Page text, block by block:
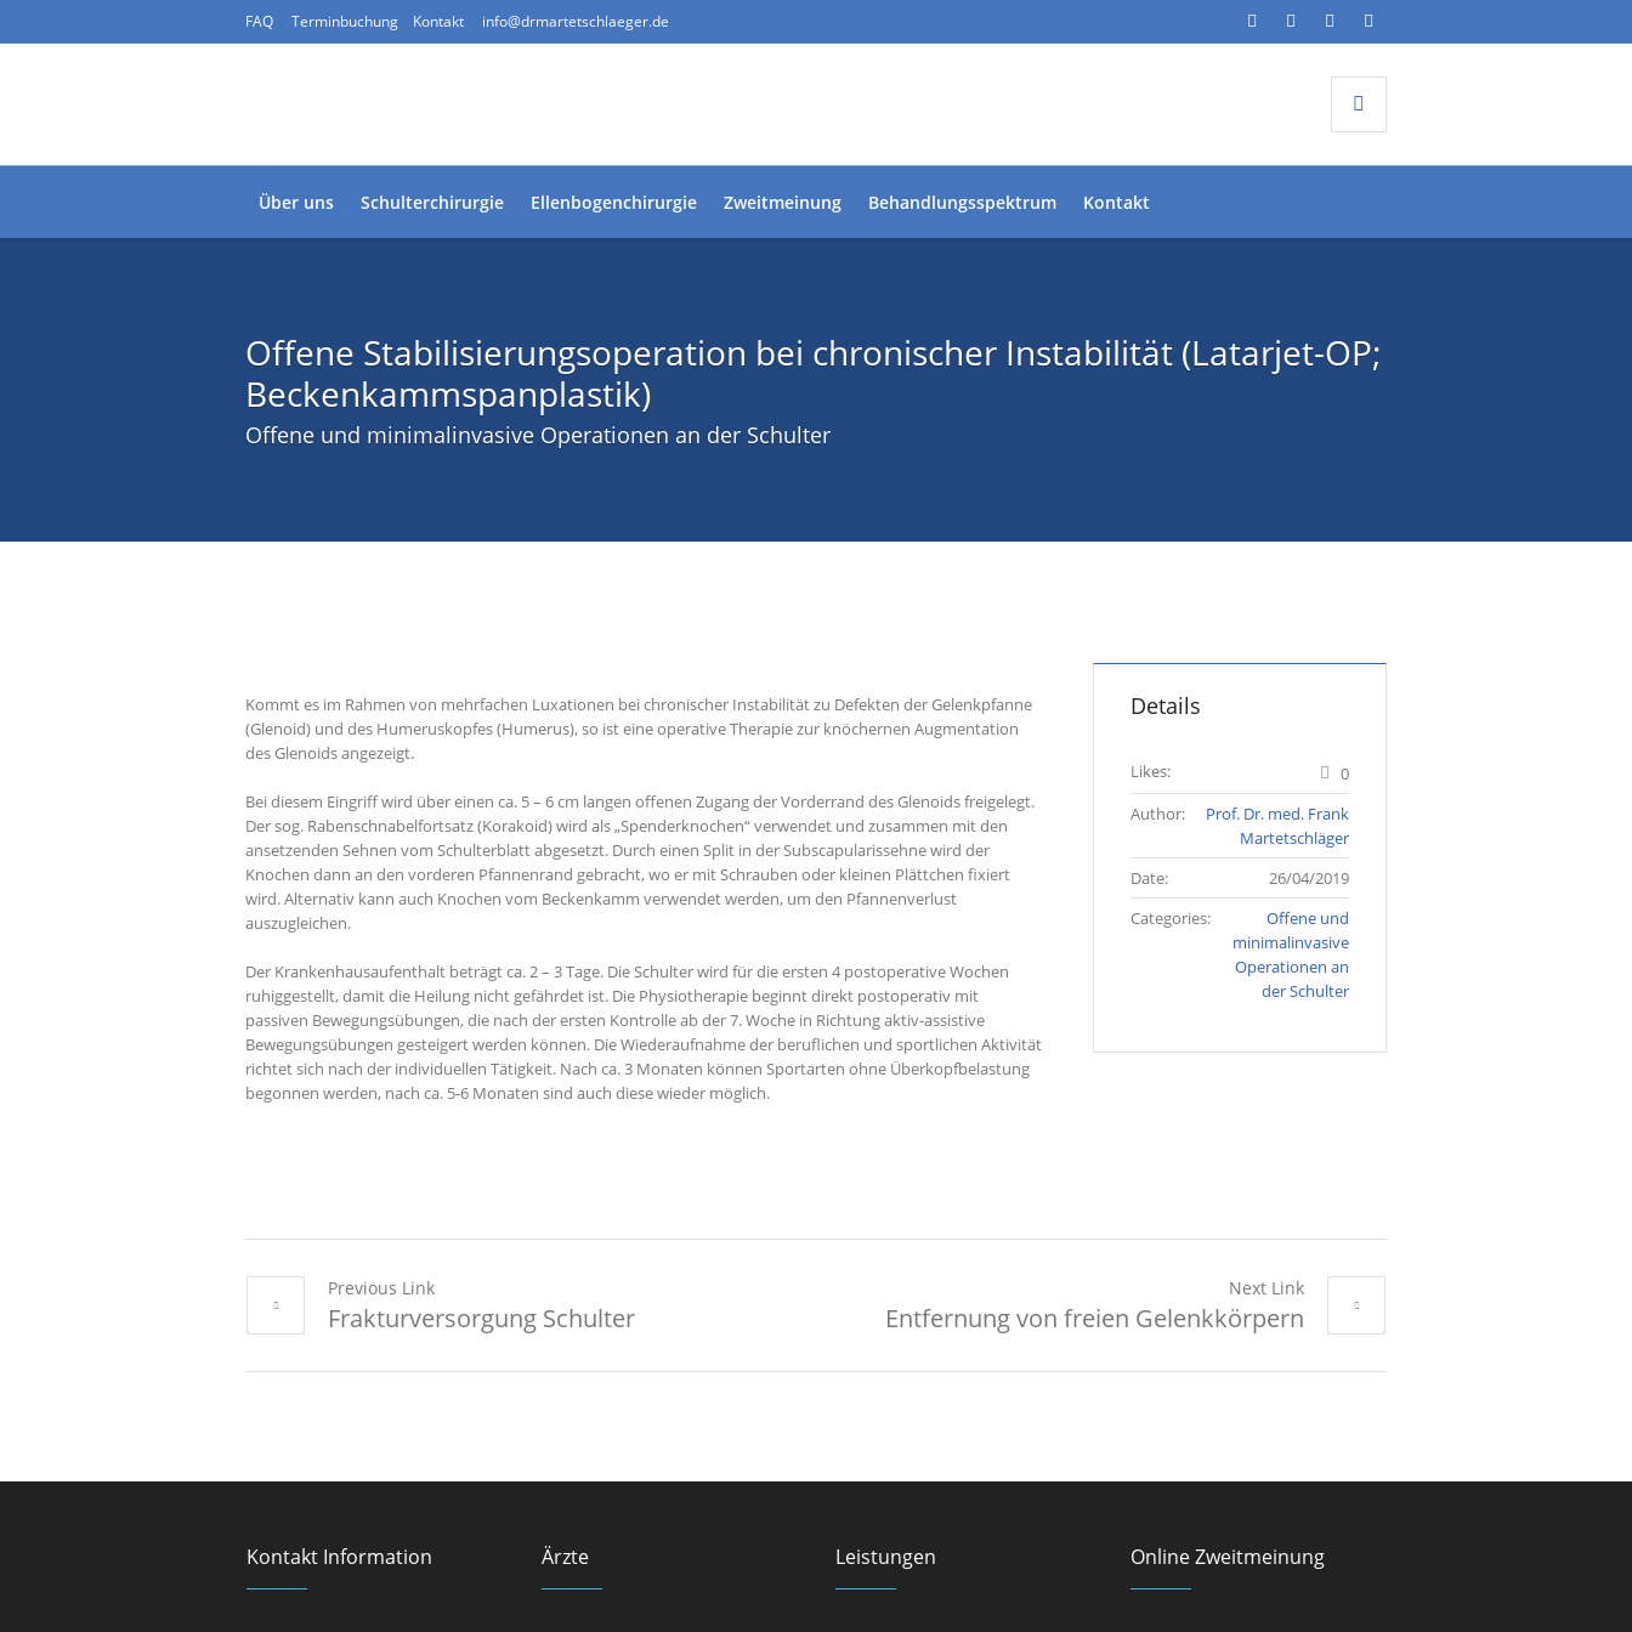
FAQ Terminbuchung Kontakt info@drmartetschlaeger.de
Über uns Schulterchirurgie Ellenbogenchirurgie Zweitmeinung Behandlungsspektrum Kontakt
Offene Stabilisierungsoperation bei chronischer Instabilität (Latarjet-OP;
Beckenkammspanplastik)
Offene und minimalinvasive Operationen an der Schulter
Kommt es im Rahmen von mehrfachen Luxationen bei chronischer Instabilität zu Defekten der Gelenkpfanne
(Glenoid) und des Humeruskopfes (Humerus), so ist eine operative Therapie zur knöchernen Augmentation
des Glenoids angezeigt.
Bei diesem Eingriff wird über einen ca. 5 – 6 cm langen offenen Zugang der Vorderrand des Glenoids freigelegt.
Der sog. Rabenschnabelfortsatz (Korakoid) wird als „Spenderknochen“ verwendet und zusammen mit den
ansetzenden Sehnen vom Schulterblatt abgesetzt. Durch einen Split in der Subscapularissehne wird der
Knochen dann an den vorderen Pfannenrand gebracht, wo er mit Schrauben oder kleinen Plättchen fixiert
wird. Alternativ kann auch Knochen vom Beckenkamm verwendet werden, um den Pfannenverlust
auszugleichen.
Der Krankenhausaufenthalt beträgt ca. 2 – 3 Tage. Die Schulter wird für die ersten 4 postoperative Wochen
ruhiggestellt, damit die Heilung nicht gefährdet ist. Die Physiotherapie beginnt direkt postoperativ mit
passiven Bewegungsübungen, die nach der ersten Kontrolle ab der 7. Woche in Richtung aktiv-assistive
Bewegungsübungen gesteigert werden können. Die Wiederaufnahme der beruflichen und sportlichen Aktivität
richtet sich nach der individuellen Tätigkeit. Nach ca. 3 Monaten können Sportarten ohne Überkopfbelastung
begonnen werden, nach ca. 5-6 Monaten sind auch diese wieder möglich.
Details
Likes:
0
Author:
Prof. Dr. med. Frank
Martetschläger
Date:
26/04/2019
Categories:
Offene und
minimalinvasive
Operationen an
der Schulter
Previous Link
Frakturversorgung Schulter
Next Link
Entfernung von freien Gelenkkörpern
Kontakt Information Ärzte Leistungen Online Zweitmeinung